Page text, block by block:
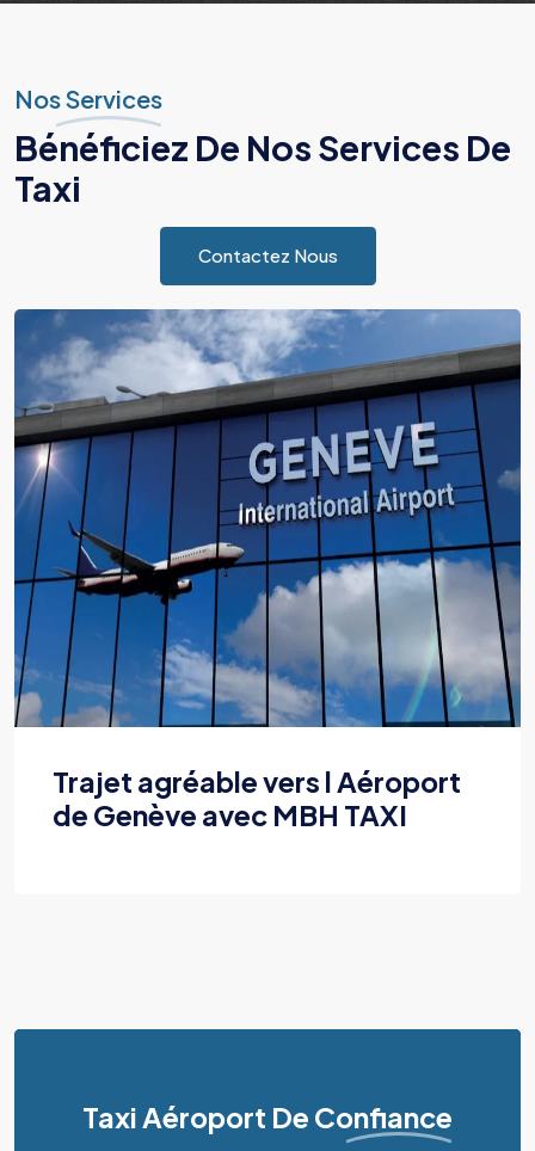
Nos Services
Bénéficiez De Nos Services De
Taxi
Contactez Nous
Trajet agréable vers l Aéroport
de Genève avec MBH TAXI
Taxi Aéroport De Confiance